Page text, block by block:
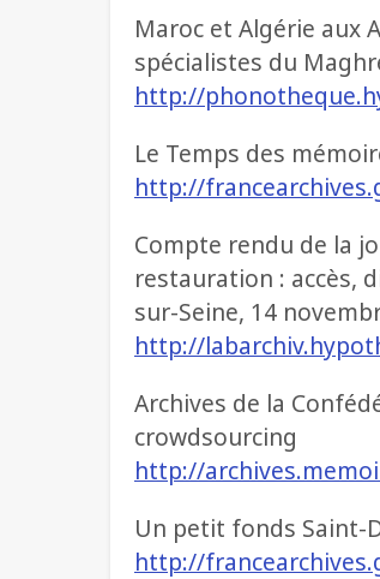
Maroc et Algérie aux
spécialistes du
http://
Le Temps des
http://
Compte rendu de la
restauration : accès,
sur-Seine, 14
http://
Archives de la
crowdsourcing
http://
Un petit fonds Saint-
http://